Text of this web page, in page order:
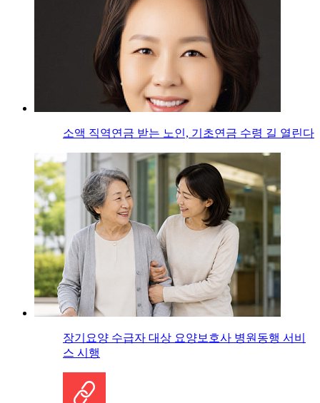
소액 직역연금 받는 노인, 기초연금 수령 길 열린다
장기요양 수급자 대상 요양보호사 병원동행 서비
스 시행